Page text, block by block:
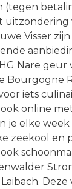
uitzondering
Visser
Nare geur
Bourgogne
iets
online
je elke
zeekool en
Deze